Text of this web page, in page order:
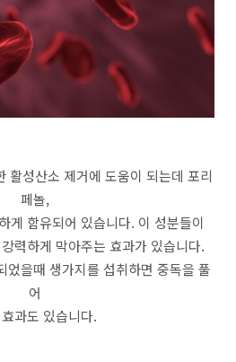
활성산소 제거에 도움이 되는데 포리
페놀,
게 함유되어 있습니다. 이 성분들이
력하게 막아주는 효과가 있습니다.
었을때 생가지를 섭취하면 중독을 풀
어
과도 있습니다.